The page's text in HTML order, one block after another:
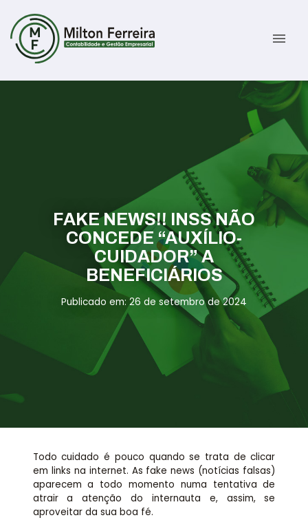
menu
Gestão Tributária e Fiscal
Previdenciária Trabalhista
Abertura de Empresas
Assessoria jurídica
Links Úteis
Informativos
Contato
ÁREA DO CLIENTE
FAKE NEWS!! INSS NÃO
CONCEDE “AUXÍLIO-
CUIDADOR” A
BENEFICIÁRIOS
Publicado em: 26 de setembro de 2024
Todo cuidado é pouco quando se trata de clicar
em links na internet. As fake news (notícias falsas)
aparecem a todo momento numa tentativa de
atrair a atenção do internauta e, assim, se
aproveitar da sua boa fé.